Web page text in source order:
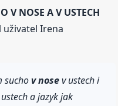
V NOSE A V USTECH
Irena
suchov nosev ustech i
a jazyk jak